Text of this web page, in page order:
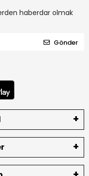
haberdar olmak
Gönder